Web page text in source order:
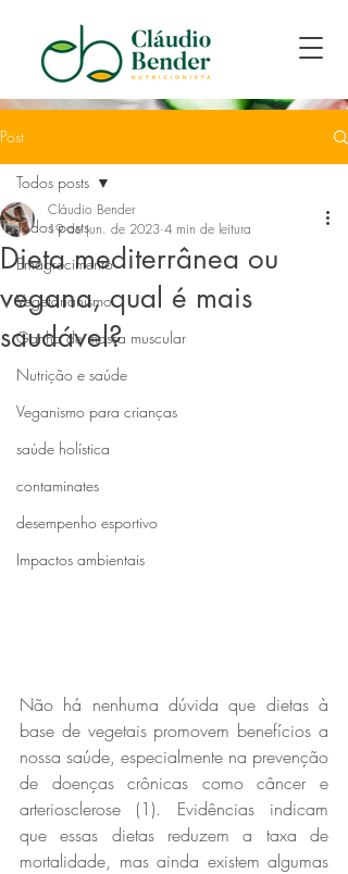
Post
Todos posts
Emagrecimento
Vegetarianismo
Ganho de massa muscular
Nutrição e saúde
Veganismo para crianças
saúde holística
contaminates
desempenho esportivo
Impactos ambientais
Todos posts
Dieta mediterrânea ou
vegana, qual é mais
saudável?
Cláudio Bender
19 de jun. de 2023 4 min de leitura
Não há nenhuma dúvida que dietas à
base de vegetais promovem benefícios a
nossa saúde, especialmente na prevenção
de doenças crônicas como câncer e
arteriosclerose (1). Evidências indicam
que essas dietas reduzem a taxa de
mortalidade, mas ainda existem algumas